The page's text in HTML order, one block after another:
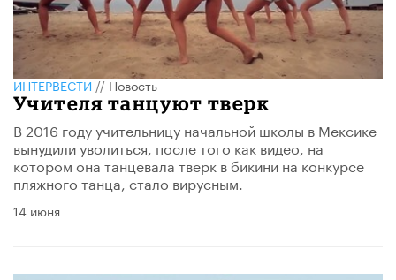
ИНТЕРВЕСТИ//Новость
Учителя танцуют тверк
В 2016 году учительницу начальной школы в Мексике
вынудили уволиться, после того как видео, на
котором она танцевала тверк в бикини на конкурсе
пляжного танца, стало вирусным.
14 июня